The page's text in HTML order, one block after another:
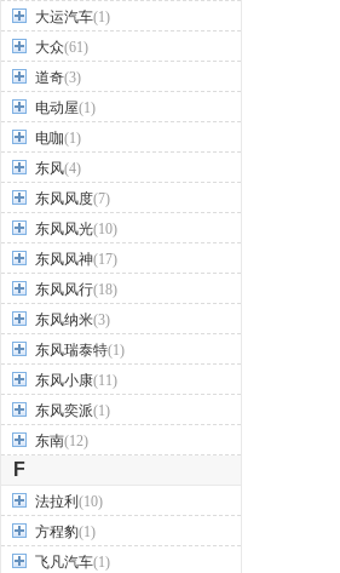
大运汽车(1)
大众(61)
道奇(3)
电动屋(1)
电咖(1)
东风(4)
东风风度(7)
东风风光(10)
东风风神(17)
东风风行(18)
东风纳米(3)
东风瑞泰特(1)
东风小康(11)
东风奕派(1)
东南(12)
F
法拉利 (10)
方程豹(1)
飞凡汽车(1)